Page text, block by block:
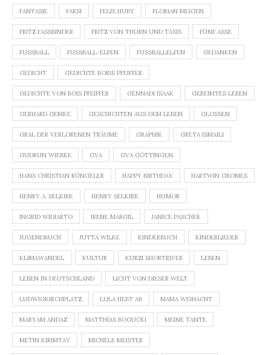
FANTASIE FARSI FELIX HUBY FLORIAN MEIGEN
FRITZ FASSBINDER FRITZ VON THURN UND TAXIS FÜNF ASSE
FUSSBALL FUSSBALL-ELFEN FUSSBALLELFEN GEDANKEN
GEDICHT GEDICHTE BORIS PFEIFFER
GEDICHTE VON BOIS PFEIFFER GENNADI ISAAK GEREIMTES LEBEN
GERHARD GEMKE GESCHICHTEN AUS DEM LEBEN GLOSSEN
GRAL DER VERLORENEN TRÄUME GRAPHIK GRETA ISMAILI
GUDRUN WIEBKE GVA GVA GÖTTINGEN
HANS CHRISTIAN RÜNGELER HAPPY BIRTHDAY HARTWIN GROMES
HENRY A. SELKIRK HENRY SELKIRK HUMOR
INGRID WIDIARTO IRENE MARGIL JANICE PASCHEK
JUGENDBUCH JUTTA WILKE KINDERBUCH KINDERLIEDER
KLIMAWANDEL KULTUR KURZI SHORTRIVER LEBEN
LEBEN IN DEUTSCHLAND LICHT VON DIESER WELT
LUDWIGKIRCHPLATZ LULA HEBT AB MAMA WEIHACHT
MARYAM ANDAZ MATTHIAS BOGUCKI MEINE TANTE
METIN KIRIMTAY MICHÈLE MEISTER